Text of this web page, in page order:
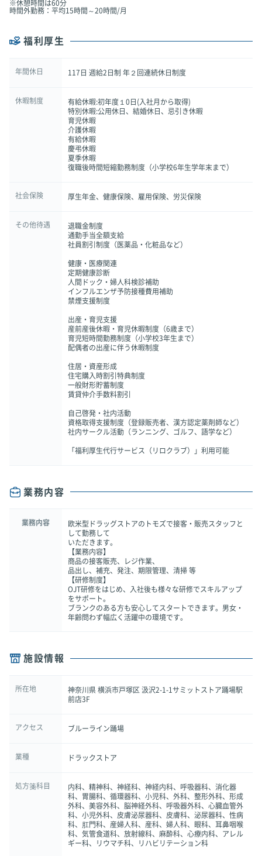
※休憩時間は60分
時間外勤務：平均15時間～20時間/月
福利厚生
年間休日 117日 週給2日制 年２回連続休日制度
休暇制度
有給休暇:初年度１0日(入社月から取得)
特別休暇:公用休日、結婚休日、忌引き休暇
育児休暇
介護休暇
有給休暇
慶弔休暇
夏季休暇
復職後時間短縮勤務制度（小学校6年生学年末まで）
社会保険 厚生年金、健康保険、雇用保険、労災保険
その他待遇
退職金制度
通勤手当全額支給
社員割引制度（医薬品・化粧品など）
健康・医療関連
定期健康診断
人間ドック・婦人科検診補助
インフルエンザ予防接種費用補助
禁煙支援制度
出産・育児支援
産前産後休暇・育児休暇制度（6歳まで）
育児短時間勤務制度（小学校3年生まで）
配偶者の出産に伴う休暇制度
住居・資産形成
住宅購入時割引特典制度
一般財形貯蓄制度
賃貸仲介手数料割引
自己啓発・社内活動
資格取得支援制度（登録販売者、漢方認定薬剤師など）
社内サークル活動（ランニング、ゴルフ、語学など）
「福利厚生代行サービス（リロクラブ）」利用可能
業務内容
業務内容
欧米型ドラッグストアのトモズで接客・販売スタッフと
して勤務して
いただきます。
【業務内容】
商品の接客販売、レジ作業、
品出し、補充、発注、期限管理、清掃 等
【研修制度】
OJT研修をはじめ、入社後も様々な研修でスキルアップ
をサポート。
ブランクのある方も安心してスタートできます。男女・
年齢問わず幅広く活躍中の環境です。
施設情報
所在地
神奈川県 横浜市戸塚区 汲沢2-1-1サミットストア踊場駅
前店3F
アクセス ブルーライン踊場
業種 ドラックストア
処方箋科目
内科、精神科、神経科、神経内科、呼吸器科、消化器
科、胃腸科、循環器科、小児科、外科、整形外科、形成
外科、美容外科、脳神経外科、呼吸器外科、心臓血管外
科、小児外科、皮膚泌尿器科、皮膚科、泌尿器科、性病
科、肛門科、産婦人科、産科、婦人科、眼科、耳鼻咽喉
科、気管食道科、放射線科、麻酔科、心療内科、アレル
ギー科、リウマチ科、リハビリテーション科